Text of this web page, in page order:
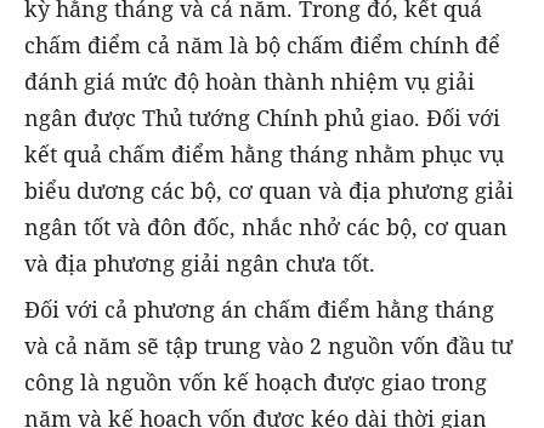
kỳ hằng tháng và cả năm. Trong đó, kết quả
chấm điểm cả năm là bộ chấm điểm chính để
đánh giá mức độ hoàn thành nhiệm vụ giải
ngân được Thủ tướng Chính phủ giao. Đối với
kết quả chấm điểm hằng tháng nhằm phục vụ
biểu dương các bộ, cơ quan và địa phương giải
ngân tốt và đôn đốc, nhắc nhở các bộ, cơ quan
và địa phương giải ngân chưa tốt.
Đối với cả phương án chấm điểm hằng tháng
và cả năm sẽ tập trung vào 2 nguồn vốn đầu tư
công là nguồn vốn kế hoạch được giao trong
năm và kế hoạch vốn được kéo dài thời gian